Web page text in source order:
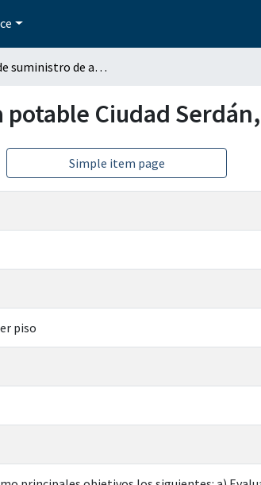
Sistema de suministro de agua potable Ciudad Serdán, Puebla
Ciudad
Simple item page
piso